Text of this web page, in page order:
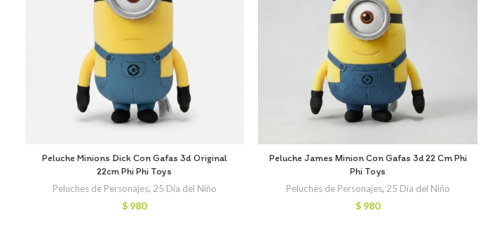
Peluche Minions Dick Con Gafas 3d Original
22cm Phi Phi Toys
Peluches de Personajes, 25 Dia del Niño
$ 980
Peluche James Minion Con Gafas 3d 22 Cm Phi
Phi Toys
Peluches de Personajes, 25 Dia del Niño
$ 980